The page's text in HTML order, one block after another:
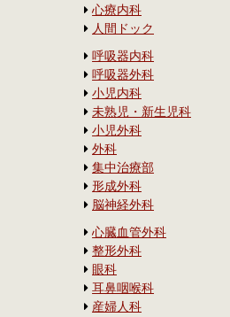
心療内科
人間ドック
呼吸器内科
呼吸器外科
小児内科
未熟児・新生児科
小児外科
外科
集中治療部
形成外科
脳神経外科
心臓血管外科
整形外科
眼科
耳鼻咽喉科
産婦人科